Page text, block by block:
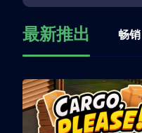
最新推出 畅销